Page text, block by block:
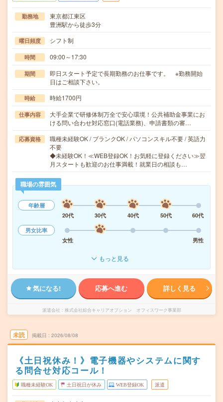
勤務地
東京都江東区
豊洲駅から徒歩3分
曜日頻度 シフト制
時間 09:00～17:30
期間
即日スタート予定で長期勤務のお仕事です。 ※勤務開始
日はご相談下さい。
時給 時給1700円
仕事内容
大手企業で研修体制万全で安心環境！公共補助金事業にお
ける問い合わせ対応窓口(電話業務)、申請書類の審…
応募資格
職種未経験OK / ブランクOK / パソコンスキル不要 / 英語力
不要
◆未経験OK！≪WEB登録OK！お気軽に登録ください≫翌
月スタートも歓迎のお仕事満載！就業日の相談も…
職場の雰囲気
年齢層
20代
30代 40代 50代
60代
男女比率
女性
男性
もっと見る
気になる! 応募へ進む 詳しく見る
派遣会社 株式会社綜合キャリアオプション オフィスワーク事業部
未読 掲載日 2026/08/08
《土日祝休み！》電子機器やシステムに関す
る問合せ対応コール！
職種未経験OK 土日祝日が休み WEB登録OK 派遣